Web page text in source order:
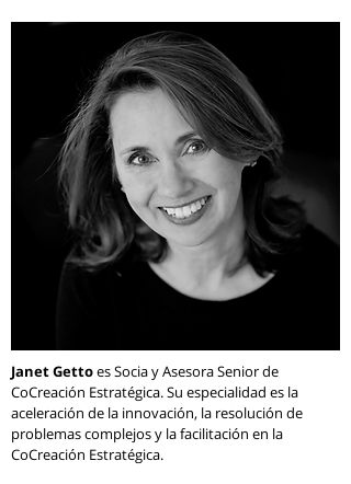
Janet Gettoes Socia y Asesora Senior de
CoCreación Estratégica. Su especialidad es la
aceleración de la innovación, la resolución de
problemas complejos y la facilitación en la
CoCreación Estratégica.